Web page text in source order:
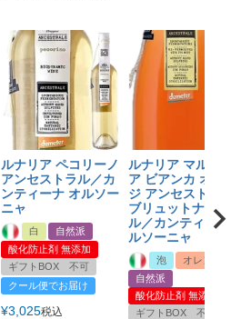
ルナリア ペコリーノ
アンセストラル／カ
ンティーナ オルソー
ニャ
白
自然派
酸化防止剤 無添加
ギフトBOX 不可
クール便でお届け
¥3,025税込
ルナリア マルヴァ
ア ビアンカ オレン
ジ アンセストラル
ブリュットナチュ
ル／カンティーナ
ルソーニャ
泡
オレンジ
自然派
酸化防止剤 無添加
ギフトBOX 不可